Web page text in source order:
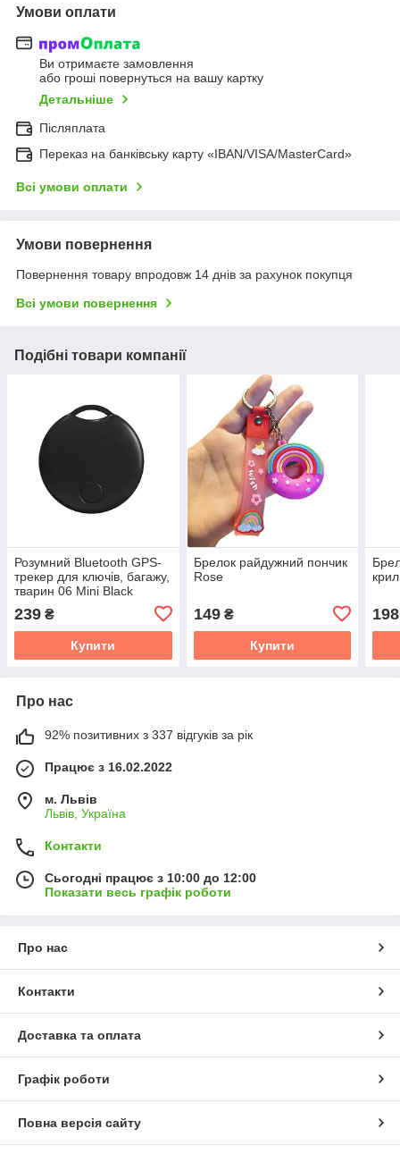
Умови оплати
Ви отримаєте замовлення
або гроші повернуться на вашу картку
Детальніше
Післяплата
Переказ на банківську карту «IBAN/VISA/MasterCard»
Всі умови оплати
Умови повернення
Повернення товару впродовж 14 днів за рахунок покупця
Всі умови повернення
Подібні товари компанії
Розумний Bluetooth GPS-
трекер для ключів, багажу,
тварин 06 Mini Black
239 ₴
Купити
Брелок райдужний пончик
Rose
149₴
Купити
198
Про нас
92% позитивних з 337 відгуків за рік
Працює з 16.02.2022
м. Львів
Львів, Україна
Контакти
Сьогодні працює з 10:00 до 12:00
Показати весь графік роботи
Про нас
Контакти
Доставка та оплата
Графік роботи
Повна версія сайту